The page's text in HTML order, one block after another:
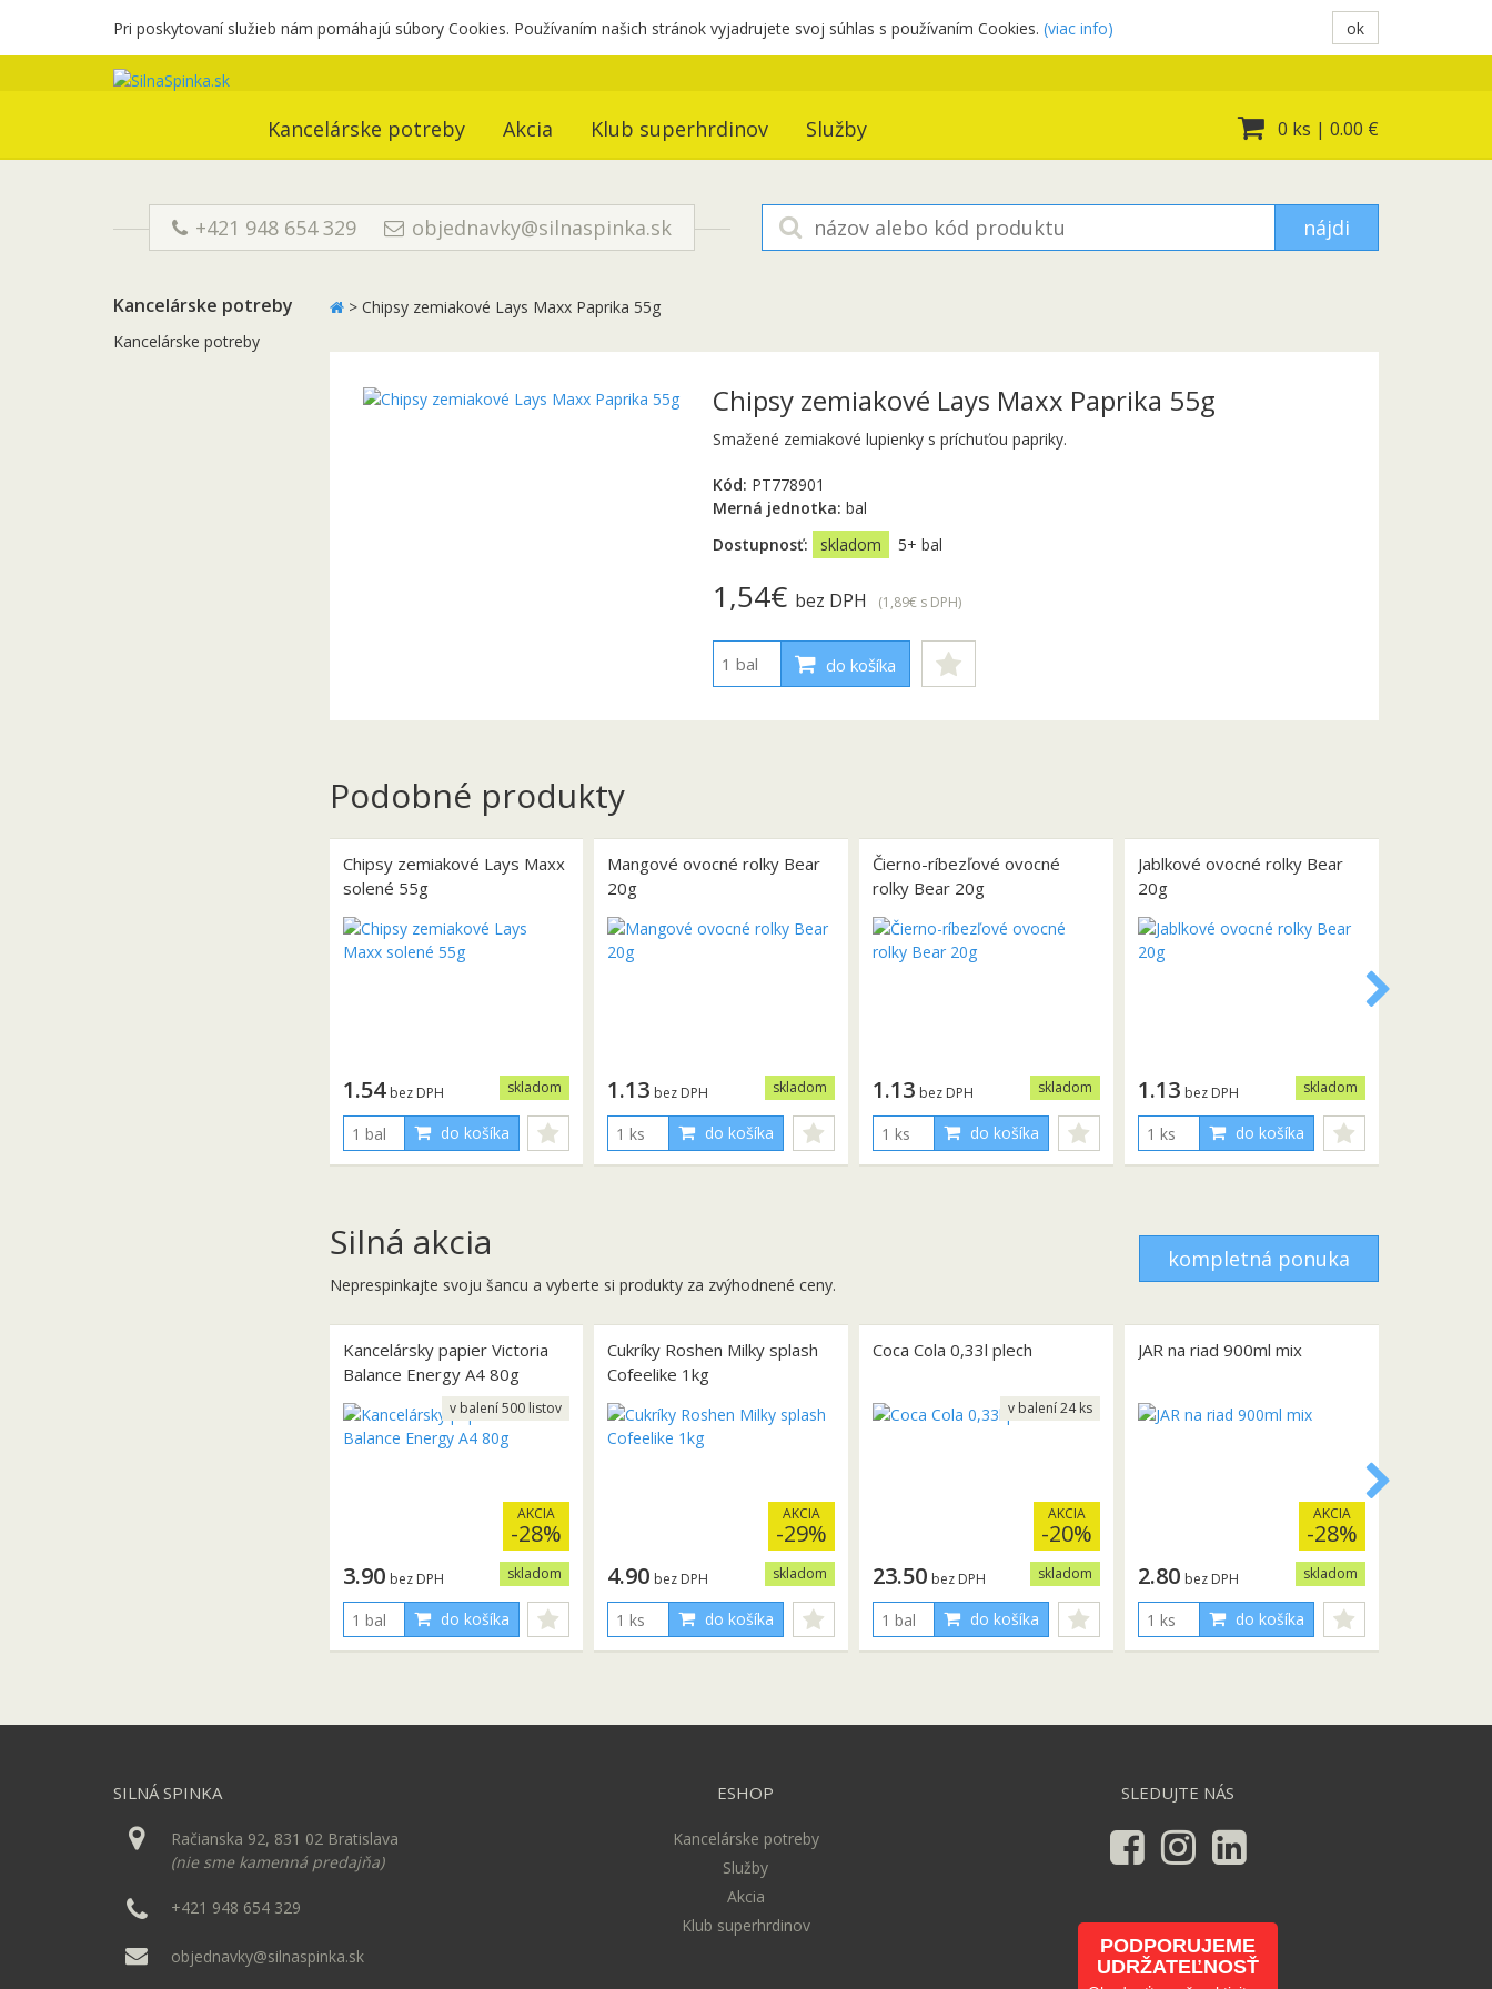
Pri poskytovaní služieb nám pomáhajú súbory Cookies. Používaním našich stránok vyjadrujete svoj súhlas s používaním Cookies. (viac info) ok
Kancelárske potreby Akcia Klub superhrdinov Služby 0 ks | 0.00 €
+421 948 654 329 objednavky@silnaspinka.sk nájdi
Kancelárske potreby
Kancelárske potreby
> Chipsy zemiakové Lays Maxx Paprika 55g
Chipsy zemiakové Lays Maxx Paprika 55g
Smažené zemiakové lupienky s príchuťou papriky.
Kód: PT778901
Merná jednotka: bal
Dostupnosť:
skladom 5+ bal
1,54€ bez DPH (1,89€ s DPH)
do košíka
Podobné produkty
Chipsy zemiakové Lays Maxx
solené 55g
skladom
1.54 bez DPH
do košíka
Mangové ovocné rolky Bear
20g
skladom
1.13 bez DPH
do košíka
Čierno-ríbezľové ovocné
rolky Bear 20g
skladom
1.13 bez DPH
do košíka
Jablkové ovocné rolky Bear
20g
skladom
1.13 bez DPH
do košíka
Silná akcia
Neprespinkajte svoju šancu a vyberte si produkty za zvýhodnené ceny.
kompletná ponuka
Kancelársky papier Victoria
Balance Energy A4 80g
AKCIA
-28%
skladom
3.90 bez DPH
do košíka
v balení 500 listov
Cukríky Roshen Milky splash
Cofeelike 1kg
AKCIA
-29%
skladom
4.90 bez DPH
do košíka
Coca Cola 0,33l plech
AKCIA
-20%
skladom
23.50 bez DPH
do košíka
v balení 24 ks
JAR na riad 900ml mix
AKCIA
-28%
skladom
2.80 bez DPH
do košíka
SILNÁ SPINKA
Račianska 92, 831 02 Bratislava
(nie sme kamenná predajňa)
+421 948 654 329
objednavky@silnaspinka.sk
ESHOP
Kancelárske potreby
Služby
Akcia
Klub superhrdinov
SLEDUJTE NÁS
PODPORUJEME
UDRŽATEĽNOSŤ